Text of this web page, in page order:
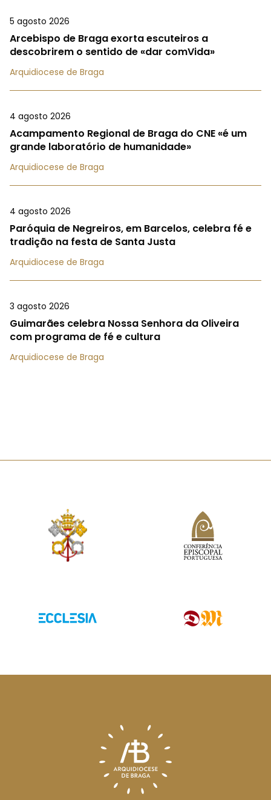
5 agosto 2026
Arcebispo de Braga exorta escuteiros a
descobrirem o sentido de «dar comVida»
Arquidiocese de Braga
4 agosto 2026
Acampamento Regional de Braga do CNE «é um
grande laboratório de humanidade»
Arquidiocese de Braga
4 agosto 2026
Paróquia de Negreiros, em Barcelos, celebra fé e
tradição na festa de Santa Justa
Arquidiocese de Braga
3 agosto 2026
Guimarães celebra Nossa Senhora da Oliveira
com programa de fé e cultura
Arquidiocese de Braga